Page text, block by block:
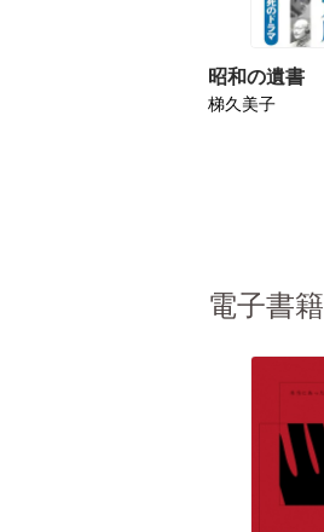
昭和の遺書
梯久美子
電子書籍